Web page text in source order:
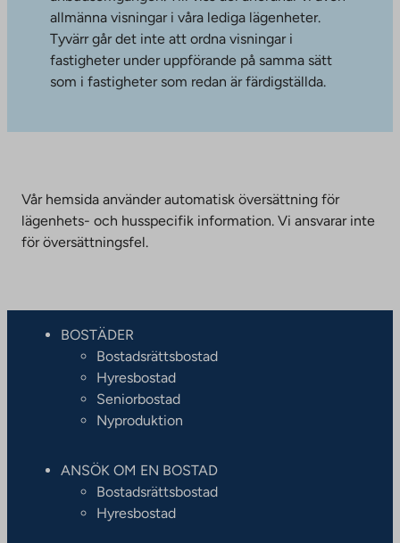
allmänna visningar i våra lediga lägenheter.
Tyvärr går det inte att ordna visningar i
fastigheter under uppförande på samma sätt
som i fastigheter som redan är färdigställda.
Vår hemsida använder automatisk översättning för
lägenhets- och husspecifik information. Vi ansvarar inte
för översättningsfel.
BOSTÄDER
Bostadsrättsbostad
Hyresbostad
Seniorbostad
Nyproduktion
ANSÖK OM EN BOSTAD
Bostadsrättsbostad
Hyresbostad